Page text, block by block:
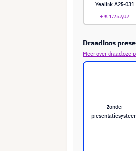
Yealink A25-031
+ € 1.752,02
Draadloos
Meer over draadloze
Zonder